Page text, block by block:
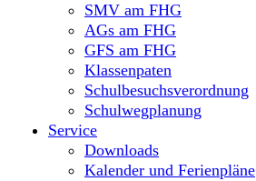
SMV am FHG
AGs am FHG
GFS am FHG
Klassenpaten
Schulbesuchsverordnung
Schulwegplanung
Service
Downloads
Kalender und Ferienpläne